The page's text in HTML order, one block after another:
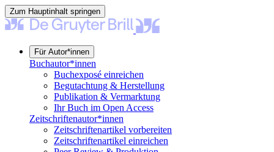
Zum Hauptinhalt springen
Für Autor*innen
Buchautor*innen
Buchexposé einreichen
Begutachtung & Herstellung
Publikation & Vermarktung
Ihr Buch im Open Access
Zeitschriftenautor*innen
Zeitschriftenartikel vorbereiten
Zeitschriftenartikel einreichen